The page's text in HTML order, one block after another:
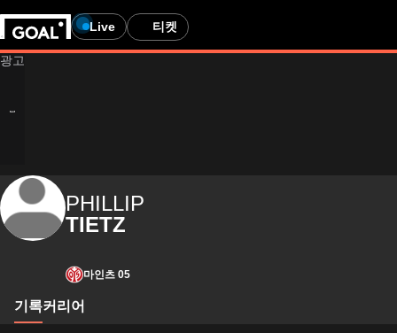
Live 티켓
PHILLIP
TIETZ
마인츠 05
기록커리어